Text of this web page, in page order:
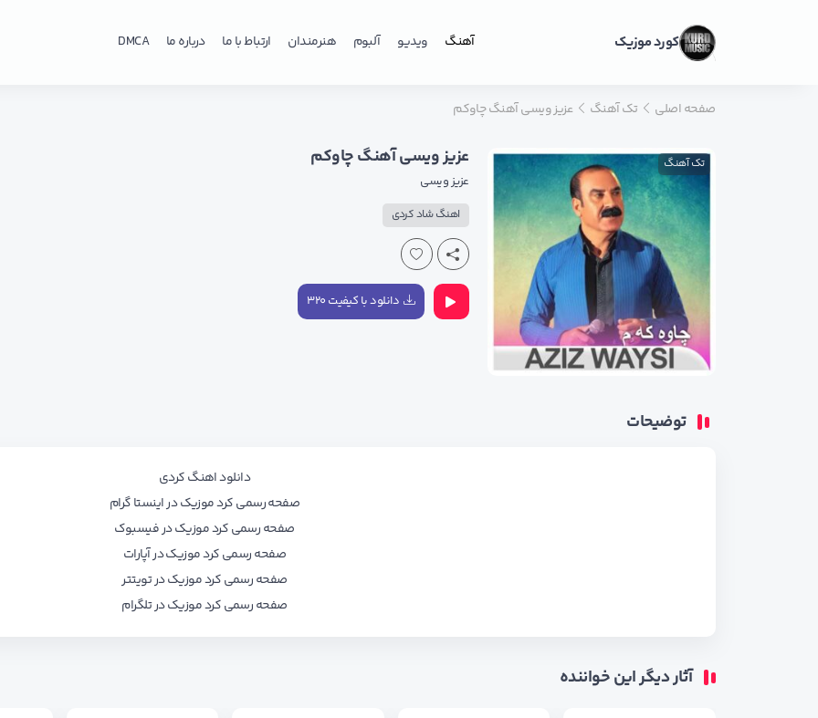
کورد موزیک آهنگ ویدیو آلبوم هنرمندان ارتباط با ما درباره ما DMCA
صفحه اصلی تک آهنگ عزیز ویسی آهنگ چاوکم
تک آهنگ عزیز ویسی آهنگ چاوکم
عزیز ویسی
اهنگ شاد کردی
دانلود با کیفیت ۳۲۰
توضیحات
دانلود اهنگ کردی
صفحه رسمی کرد موزیک در اینستا گرام
صفحه رسمی کرد موزیک در فیسبوک
صفحه رسمی کرد موزیک در آپارات
صفحه رسمی کرد موزیک در تویتتر
صفحه رسمی کرد موزیک در تلگرام
آثار دیگر این خواننده